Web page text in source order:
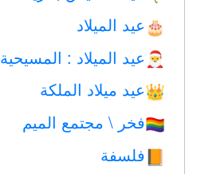
🎂 عيد الميلاد
🎅 عيد الميلاد : المسيحية
👑عيد ميلاد الملكة
🏳️‍🌈فخر \ مجتمع الميم
📙 فلسفة